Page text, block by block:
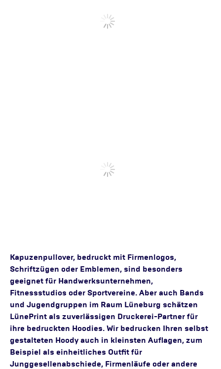
Kapuzenpullover, bedruckt mit Firmenlogos,
Schriftzügen oder Emblemen, sind besonders
geeignet für Handwerksunternehmen,
Fitnessstudios oder Sportvereine. Aber auch Bands
und Jugendgruppen im Raum Lüneburg schätzen
LünePrint als zuverlässigen Druckerei-Partner für
ihre bedruckten Hoodies. Wir bedrucken Ihren selbst
gestalteten Hoody auch in kleinsten Auflagen, zum
Beispiel als einheitliches Outfit für
Junggesellenabschiede, Firmenläufe oder andere